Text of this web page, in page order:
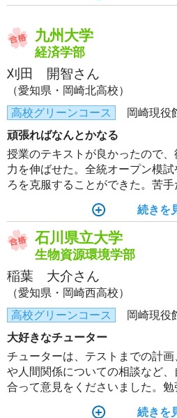
九州大学
経済学部
刈田 開智さん
（愛知県・岡崎北高校）
高校グリーンコース
岡崎現役
頑張ればなんとかなる
授業のテキストが良かったので
力を伸ばせた。全統オープン模
ろを克服することができた。苦
続きを
石川県立大学
生物資源環境学部
稲葉 大介さん
（愛知県・岡崎西高校）
高校グリーンコース
岡崎現役
大好きなチューター
チューターは、テストまでの計
や人間関係についての相談など
合って意見をくださいました。
続きを